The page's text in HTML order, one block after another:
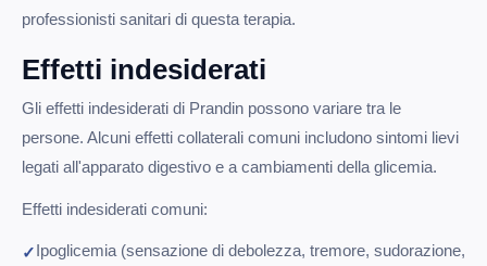
professionisti sanitari di questa terapia.
Effetti indesiderati
Gli effetti indesiderati di Prandin possono variare tra le
persone. Alcuni effetti collaterali comuni includono sintomi lievi
legati all'apparato digestivo e a cambiamenti della glicemia.
Effetti indesiderati comuni:
Ipoglicemia (sensazione di debolezza, tremore, sudorazione,